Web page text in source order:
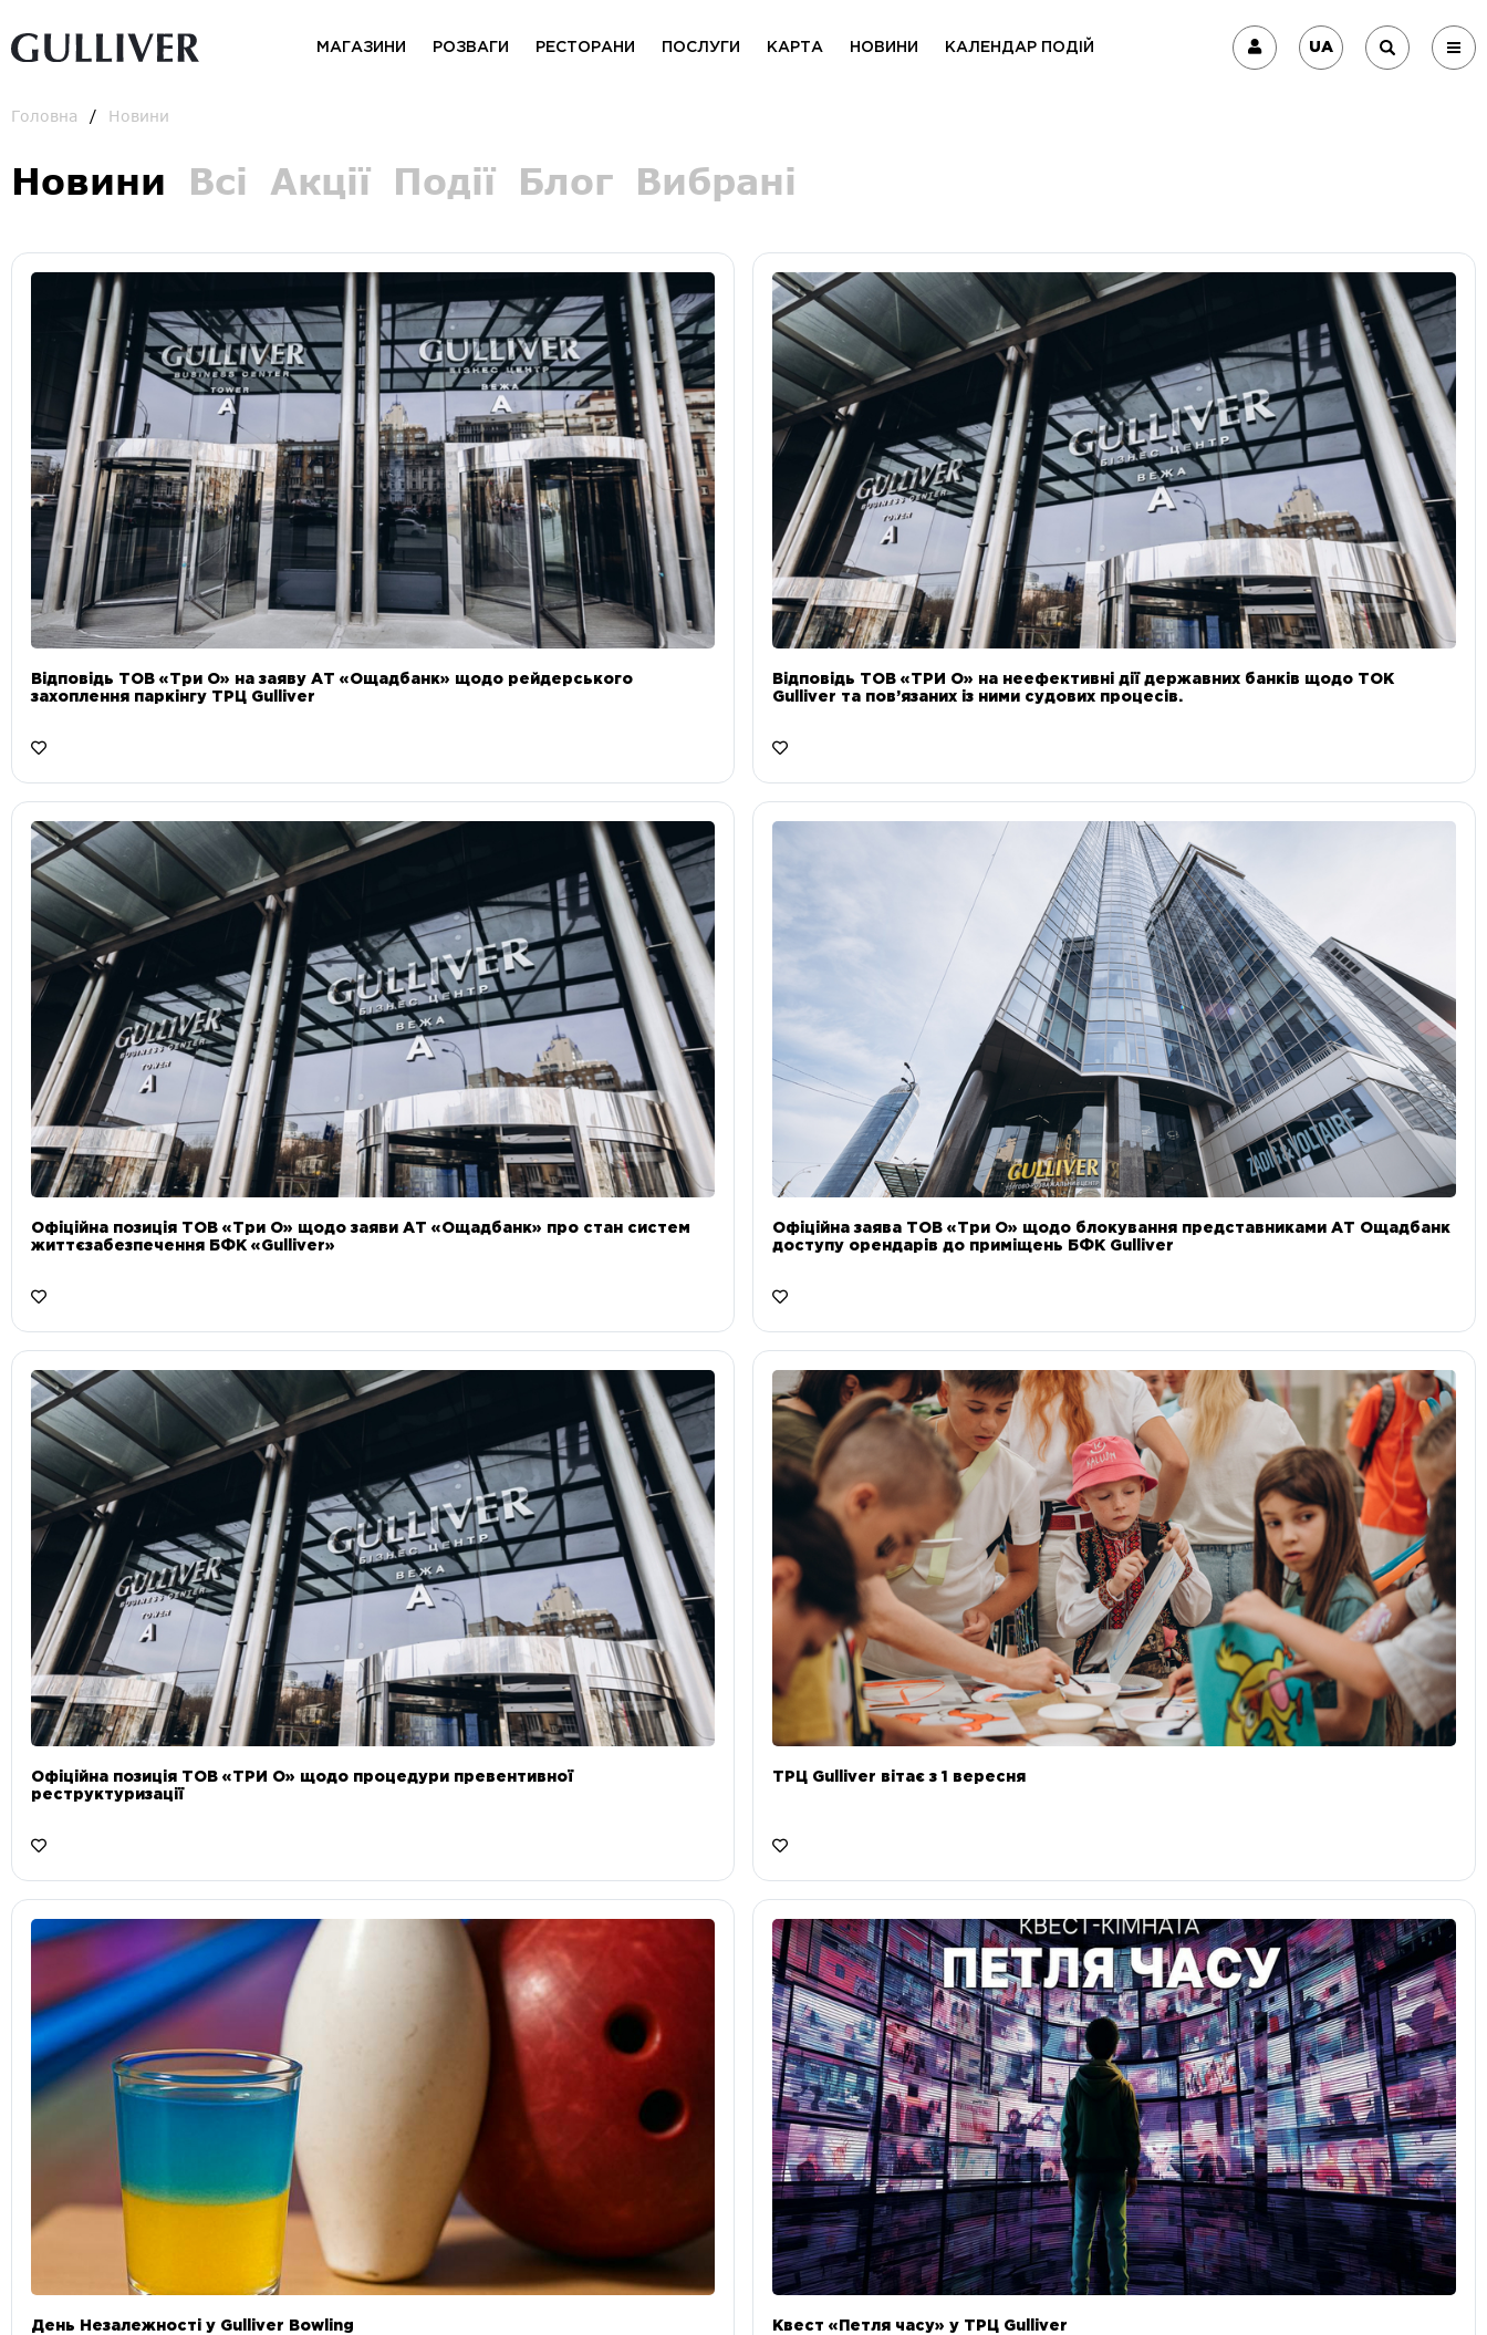
МАГАЗИНИ РОЗВАГИ РЕСТОРАНИ ПОСЛУГИ КАРТА НОВИНИ КАЛЕНДАР ПОДІЙ UA
Головна Новини
Новини Всі Акції Події Блог Вибрані
Відповідь ТОВ «Три О» на заяву АТ «Ощадбанк» щодо рейдерського
захоплення паркінгу ТРЦ Gulliver
Відповідь ТОВ «ТРИ О» на неефективні дії державних банків щодо ТОК
Gulliver та пов’язаних із ними судових процесів.
Офіційна позиція ТОВ «Три О» щодо заяви АТ «Ощадбанк» про стан систем
життєзабезпечення БФК «Gulliver»
Офіційна заява ТОВ «Три О» щодо блокування представниками АТ Ощадбанк
доступу орендарів до приміщень БФК Gulliver
Офіційна позиція ТОВ «ТРИ О» щодо процедури превентивної
реструктуризації
ТРЦ Gulliver вітає з 1 вересня
День Незалежності у Gulliver Bowling Квест «Петля часу» у ТРЦ Gulliver